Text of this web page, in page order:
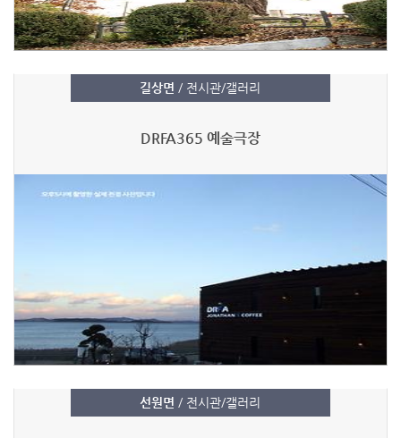
길상면 / 전시관/갤러리
DRFA365 예술극장
선원면 / 전시관/갤러리